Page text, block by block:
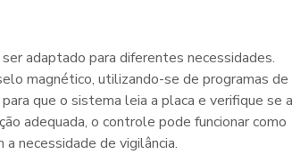
adaptado para diferentes necessidades.
magnético, utilizando-se de programas de
que o sistema leia a placa e verifique se a
adequada, o controle pode funcionar como
necessidade de vigilância.